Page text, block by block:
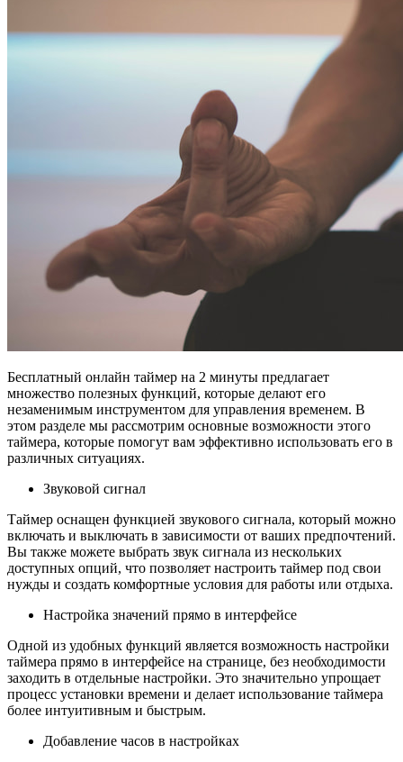
Бесплатный онлайн таймер на 2 минуты предлагает
множество полезных функций, которые делают его
незаменимым инструментом для управления временем. В
этом разделе мы рассмотрим основные возможности этого
таймера, которые помогут вам эффективно использовать его в
различных ситуациях.
Звуковой сигнал
Таймер оснащен функцией звукового сигнала, который можно
включать и выключать в зависимости от ваших предпочтений.
Вы также можете выбрать звук сигнала из нескольких
доступных опций, что позволяет настроить таймер под свои
нужды и создать комфортные условия для работы или отдыха.
Настройка значений прямо в интерфейсе
Одной из удобных функций является возможность настройки
таймера прямо в интерфейсе на странице, без необходимости
заходить в отдельные настройки. Это значительно упрощает
процесс установки времени и делает использование таймера
более интуитивным и быстрым.
Добавление часов в настройках